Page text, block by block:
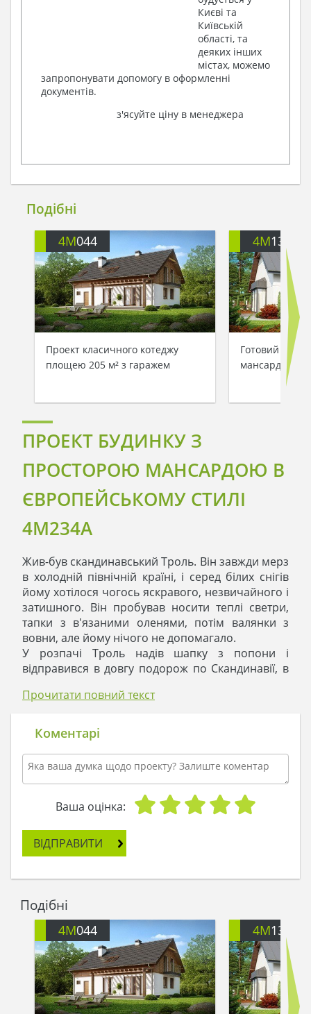
Києві та
Київській
області, та
деяких інших
містах, можемо
запропонувати допомогу в оформленні
документів.
з'ясуйте ціну в менеджера
Подібні
4M044
Проект класичного котеджу
площею 205 м² з гаражем
4M134
Готовий
мансардою
ПРОЕКТ БУДИНКУ З
ПРОСТОРОЮ МАНСАРДОЮ В
ЄВРОПЕЙСЬКОМУ СТИЛІ
4M234A
Жив-був скандинавський Троль. Він завжди мерз
в холодній північній країні, і серед білих снігів
йому хотілося чогось яскравого, незвичайного і
затишного. Він пробував носити теплі светри,
тапки з в'язаними оленями, потім валянки з
вовни, але йому нічого не допомагало.
У розпачі Троль надів шапку з попони і
відправився в довгу подорож по Скандинавії, в
заглядав у кожен куточок, але нічого не могло
невеликого поселення, він побачив красивий
будиночок, що загубився серед паралелей і
меридіанів планети Земля.
- Як мило, - подумав Троль, - і зміг же хтось
У віконцях горіло світло, на порозі сиділа кішка,
випромінював тепло і затишок. Троль подолав
свою природну скромність і постукав у двері.
- Ви пустите мене погрітися?
Двері відчинилися, і на порозі виявилася
господиня будинку. З будинку на вулицю
повалило приємне тепло, Троль посміхнувся
ґаздині, і та, побачивши його тремтіння на вітрі,
впустила незваного гостя в будинок. Він вдихнув
аромат домашніх пирогів, розглянув вміло
підібрану меблі і вперше за багато років пошуку
щастя нарешті відчув його частинку у себе в
Прочитати повний текст
Коментарі
Ваша оцінка:
ВІДПРАВИТИ
Подібні
4M044 4M134